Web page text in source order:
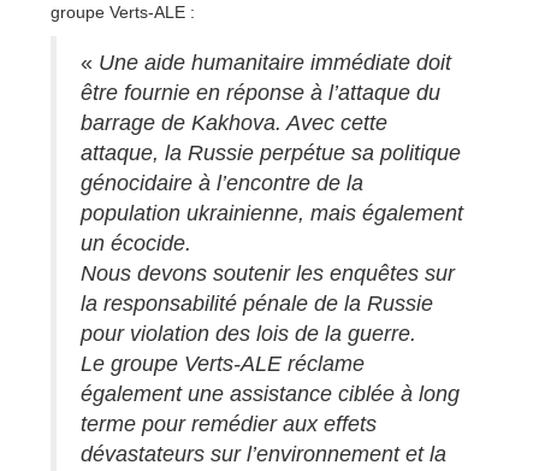
groupe Verts-ALE :
« Une aide humanitaire immédiate doit
être fournie en réponse à l’attaque du
barrage de Kakhova. Avec cette
attaque, la Russie perpétue sa politique
génocidaire à l’encontre de la
population ukrainienne, mais également
un écocide.
Nous devons soutenir les enquêtes sur
la responsabilité pénale de la Russie
pour violation des lois de la guerre.
Le groupe Verts-ALE réclame
également une assistance ciblée à long
terme pour remédier aux effets
dévastateurs sur l’environnement et la